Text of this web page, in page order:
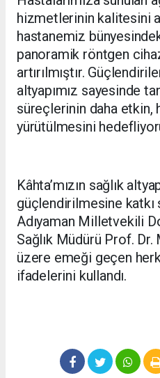
hizmetlerinin kalitesini
hastanemiz
panoramik röntgen
artırılmıştır.
altyapımız sayesinde
süreçlerinin daha etkin,
yürütülmesini
Kâhta’mızın sağlık
güçlendirilmesine katkı
Adıyaman Milletvekili
Sağlık Müdürü Prof.
üzere emeği geçen
ifadelerini kullandı.